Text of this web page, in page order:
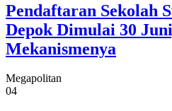
Pendaftaran Sekolah
Depok Dimulai 30
Mekanismenya
Megapolitan
04